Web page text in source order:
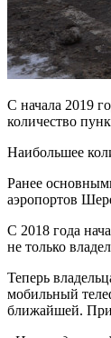
С начала 2019
количество
Наибольшее
Ранее
аэропортов
С 2018 года
не только
Теперь
мобильный
ближайшей.